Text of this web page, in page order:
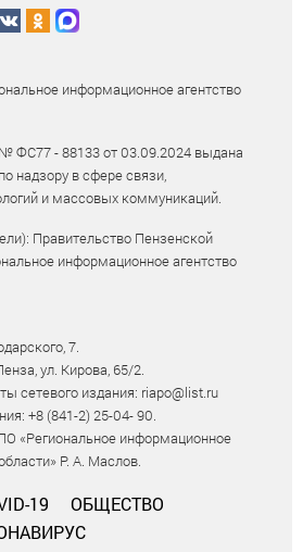
информационное агентство
ФС77 - 88133 от 03.09.2024 выдана
надзору в сфере связи,
и массовых коммуникаций.
Правительство Пензенской
информационное агентство
7.
ул. Кирова, 65/2.
сетевого издания: riapo@list.ru
+8 (841-2) 25-04- 90.
«Региональное информационное
Р. А. Маслов.
19
ОБЩЕСТВО